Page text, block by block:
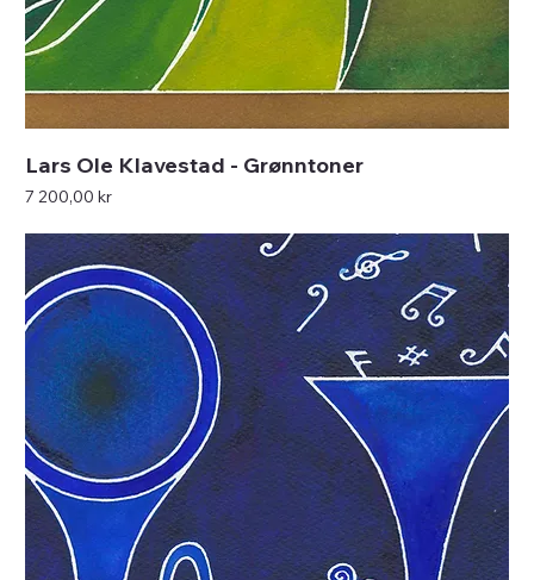
Lars Ole Klavestad - Grønntoner
Pris
7 200,00 kr